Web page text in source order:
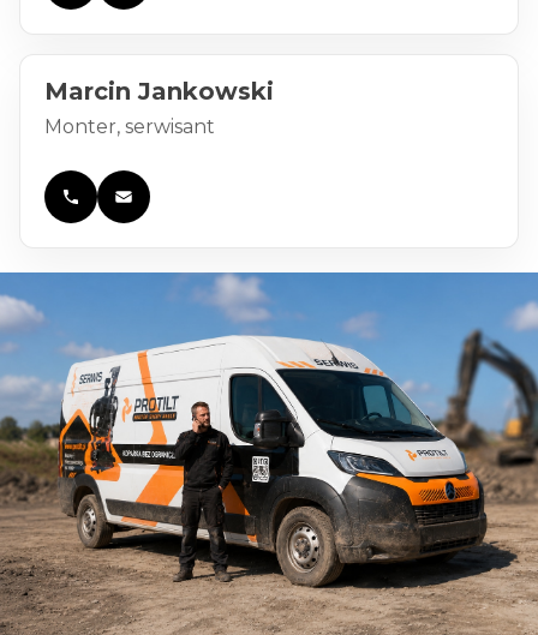
Marcin Jankowski
Monter, serwisant